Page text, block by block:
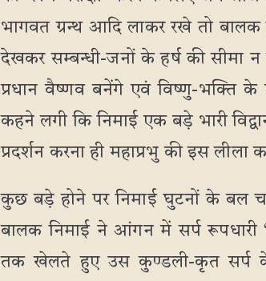
भागवत ग्रन्थ आदि लाकर रखे तो बालक
देखकर सम्बन्धी-जनों के हर्ष की सीमा
प्रधान वैष्णव बनेंगे एवं विष्णु-भक्ति के
कहने लगी कि निमाई एक बड़े भारी
प्रदर्शन करना ही महाप्रभु की इस लीला
कुछ बड़े होने पर निमाई घुटनों के बल
बालक निमाई ने आंगन में सर्प
तक खेलते हुए उस कुण्डली-कृत सर्प के